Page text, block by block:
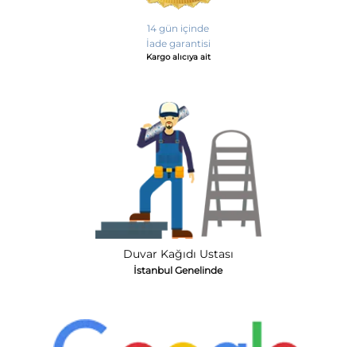
14 gün içinde
İade garantisi
Kargo alıcıya ait
Duvar Kağıdı Ustası
İstanbul Genelinde